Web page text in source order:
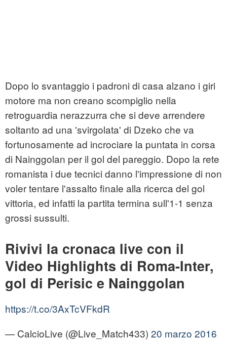
Dopo lo svantaggio i padroni di casa alzano i giri
motore ma non creano scompiglio nella
retroguardia nerazzurra che si deve arrendere
soltanto ad una 'svirgolata' di Dzeko che va
fortunosamente ad incrociare la puntata in corsa
di Nainggolan per il gol del pareggio. Dopo la rete
romanista i due tecnici danno l'impressione di non
voler tentare l'assalto finale alla ricerca del gol
vittoria, ed infatti la partita termina sull'1-1 senza
grossi sussulti.
Rivivi la cronaca live con il
Video Highlights di Roma-Inter,
gol di Perisic e Nainggolan
https://t.co/3AxTcVFkdR
— CalcioLive (@Live_Match433) 20 marzo 2016